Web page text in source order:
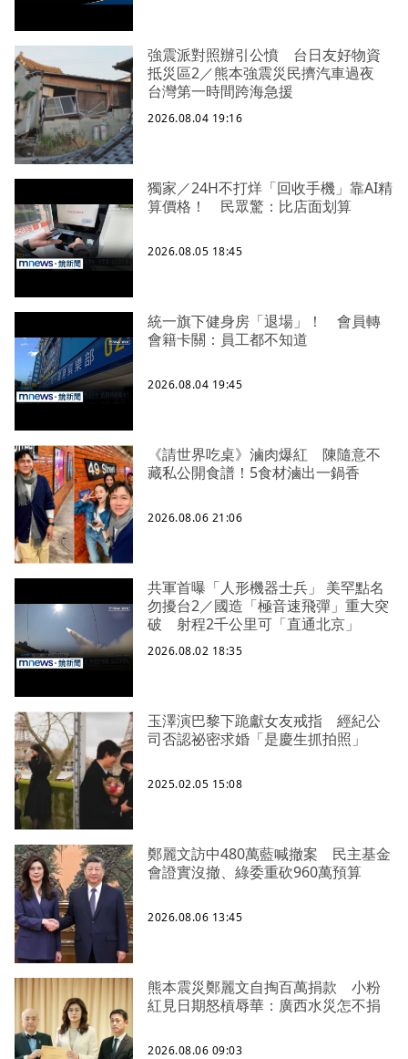
強震派對照辦引公憤 台日友好物資
抵災區2／熊本強震災民擠汽車過夜
台灣第一時間跨海急援
2026.08.04 19:16
獨家／24H不打烊「回收手機」靠AI精
算價格！ 民眾驚：比店面划算
2026.08.05 18:45
統一旗下健身房「退場」！ 會員轉
會籍卡關：員工都不知道
2026.08.04 19:45
《請世界吃桌》滷肉爆紅 陳隨意不
藏私公開食譜！5食材滷出一鍋香
2026.08.06 21:06
共軍首曝「人形機器士兵」 美罕點名
勿擾台2／國造「極音速飛彈」重大突
破 射程2千公里可「直通北京」
2026.08.02 18:35
玉澤演巴黎下跪獻女友戒指 經紀公
司否認祕密求婚「是慶生抓拍照」
2025.02.05 15:08
鄭麗文訪中480萬藍喊撤案 民主基金
會證實沒撤、綠委重砍960萬預算
2026.08.06 13:45
熊本震災鄭麗文自掏百萬捐款 小粉
紅見日期怒槓辱華：廣西水災怎不捐
2026.08.06 09:03